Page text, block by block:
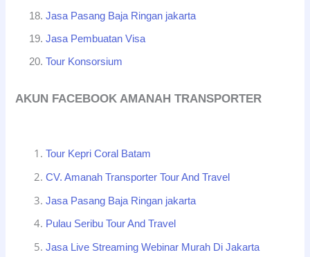
Jasa Pasang Baja Ringan jakarta
Jasa Pembuatan Visa
Tour Konsorsium
AKUN FACEBOOK AMANAH TRANSPORTER
Tour Kepri Coral Batam
CV. Amanah Transporter Tour And Travel
Jasa Pasang Baja Ringan jakarta
Pulau Seribu Tour And Travel
Jasa Live Streaming Webinar Murah Di Jakarta